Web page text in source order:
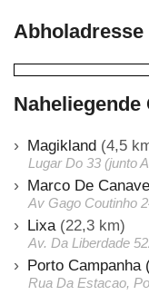
Abholadresse
Naheliegende
Magikland (4,5
Lugar Do 33 (junto
Marco De
Av Gago Coutinho
Lixa (22,3 km)
Av. Da Liberdade
Porto Campanha
Rua Da Estacao,